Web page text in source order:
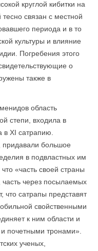
круглой кибитки на
связан с местной
периода и в то
культуры и влияние
Погребения этого
о
также в
область
степи, входила в
в XI сатрапию.
большое
в подвластных им
«часть своей страны
через посылаемых
сатрапы представят
свойственными
к ним области и
почетными тронами».
ученых,